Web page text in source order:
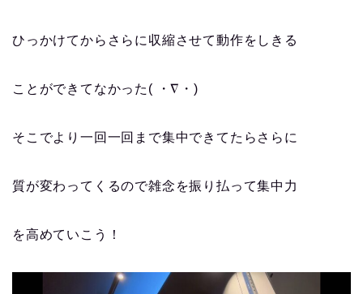
ひっかけてからさらに収縮させて動作をしきる
ことができてなかった( ・∇・)
そこでより一回一回まで集中できてたらさらに
質が変わってくるので雑念を振り払って集中力
を高めていこう！